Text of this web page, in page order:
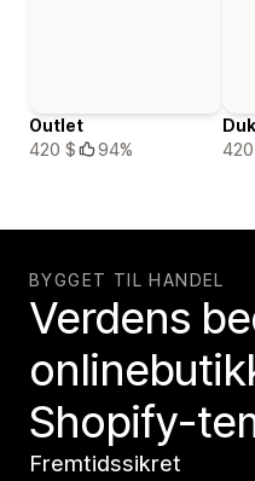
Outlet
420 $
94%
BYGGET TIL HANDEL
Verdens
Shopify-
Fremtidssikret